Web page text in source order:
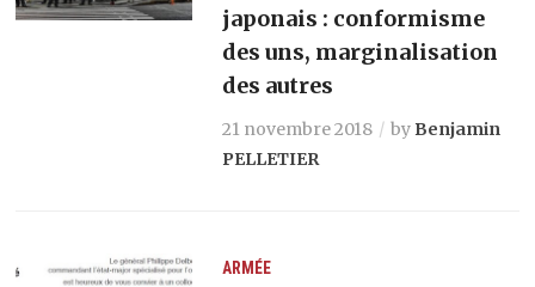
japonais : conformisme
des uns, marginalisation
des autres
21 novembre 2018 by Benjamin
PELLETIER
ARMÉE